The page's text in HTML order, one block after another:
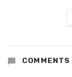
COMMENTS